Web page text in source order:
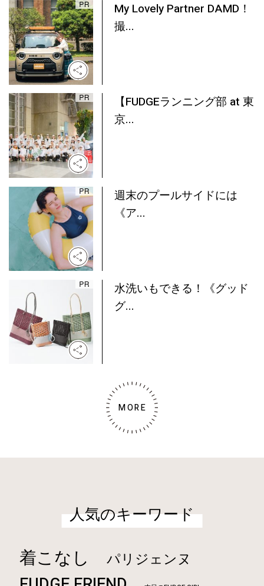
My Lovely Partner DAMD！
撮...
【FUDGEランニング部 at 東
京...
週末のプールサイドには
《ア...
水洗いもできる！《グッド
グ...
MORE
人気のキーワード
着こなし パリジェンヌ